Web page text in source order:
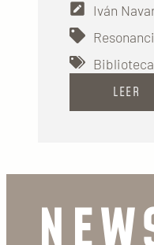
Iván
Biblioteca
LEER